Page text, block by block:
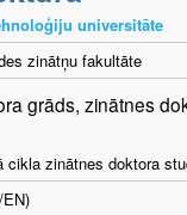
universitāte
zinātņu fakultāte
grāds, zinātnes
cikla zinātnes doktora